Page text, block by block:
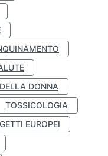
DONNA
TOSSICOLOGIA
EUROPEI